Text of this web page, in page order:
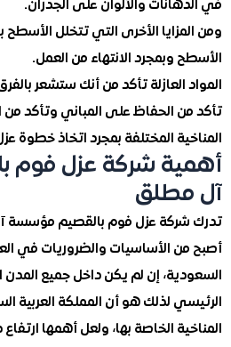
والألوان على الجدران.
الأخرى التي تتخلل الأسطح بمجرد
وبمجرد الانتهاء من العمل.
العازلة تأكد من أنك ستشعر بالفرق قبل
الحفاظ على المباني وتأكد من القضاء
المختلفة بمجرد اتخاذ خطوة عزل فوم
شركة عزل فوم
عزل فوم بالقصيم مؤسسة آل مطلق
الأساسيات والضروريات في العديد من
إن لم يكن داخل جميع المدن
لذلك هو أن المملكة العربية السعودية
الخاصة بها، ولعل أهمها ارتفاع درجات